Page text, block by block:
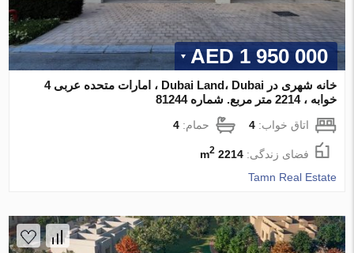
1 950 000 AED
خانه شهری در Dubai Land، Dubai ، امارات متحده عربی 4
خوابه ، 2214 متر مربع. شماره 81244
اتاق خواب:4 حمام:4
فضای زندگی:2214 m
2
Tamn Real Estate